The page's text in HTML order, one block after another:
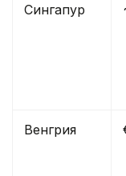
Сингапур
Венгрия